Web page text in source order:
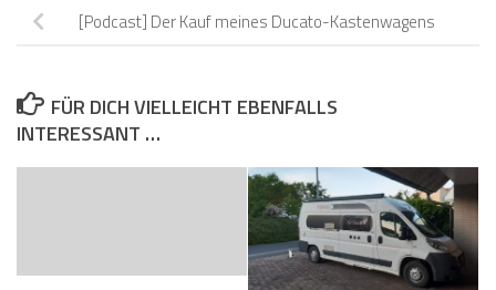
[Podcast] Der Kauf meines Ducato-Kastenwagens
FÜR DICH VIELLEICHT EBENFALLS
INTERESSANT …